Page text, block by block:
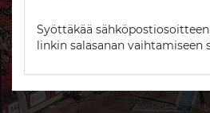
Syöttäkää
linkin salasanan vaihtamiseen